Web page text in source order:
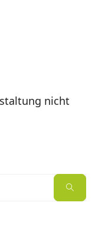
nicht
Suche